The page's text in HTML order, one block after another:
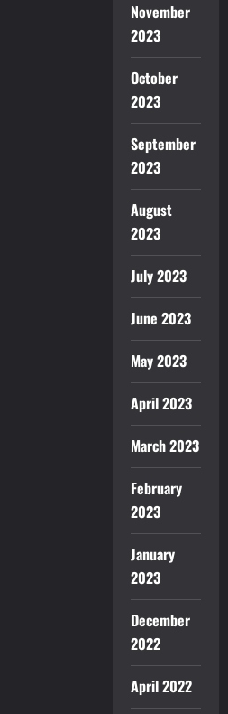
November
2023
October
2023
September
2023
August
2023
July 2023
June 2023
May 2023
April 2023
March 2023
February
2023
January
2023
December
2022
April 2022